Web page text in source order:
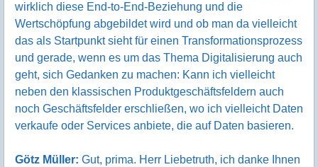
wirklich diese End-to-End-Beziehung und die
Wertschöpfung abgebildet wird und ob man da vielleicht
das als Startpunkt sieht für einen Transformationsprozess
und gerade, wenn es um das Thema Digitalisierung auch
geht, sich Gedanken zu machen: Kann ich vielleicht
neben den klassischen Produktgeschäftsfeldern auch
noch Geschäftsfelder erschließen, wo ich vielleicht Daten
verkaufe oder Services anbiete, die auf Daten basieren.
Götz Müller: Gut, prima. Herr Liebetruth, ich danke Ihnen